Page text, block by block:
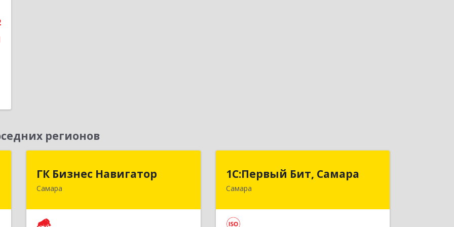
регионов
ГК Бизнес Навигатор
Самара443080, Самарская обл, Самара г,
1С:Первый Бит, Самара
Самара
1С:Первый Бит, Самара
443013, Самарская обл, Самара г,